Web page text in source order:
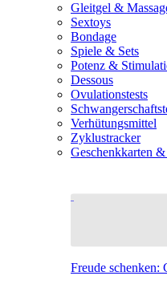
Gleitgel &
Sextoys
Bondage
Spiele & Sets
Potenz &
Dessous
Ovulationstests
Verhütungsmittel
Zyklustracker
Geschenkkarten
Freude schenken: